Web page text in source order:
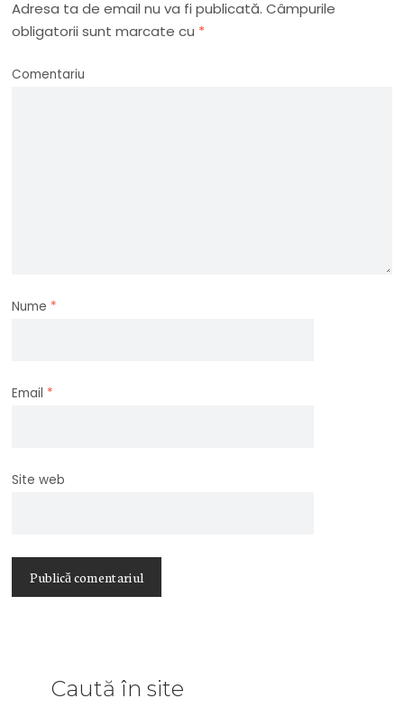
Adresa ta de email nu va fi publicată. Câmpurile
obligatorii sunt marcate cu *
Comentariu
Nume *
Email *
Site web
Caută în site